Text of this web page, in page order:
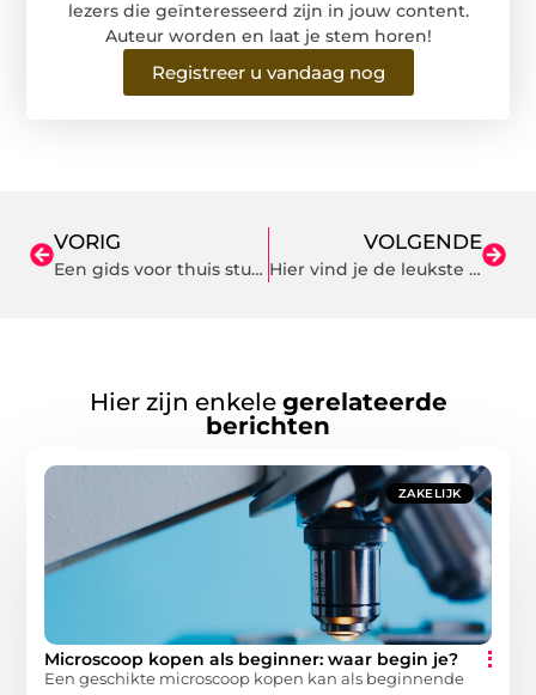
lezers die geïnteresseerd zijn in jouw content.
Auteur worden en laat je stem horen!
Registreer u vandaag nog
VORIG
Een gids voor thuis studeren met een beperkt budget
VOLGENDE
Hier vind je de leukste stoel voor jouw peuter
Hier zijn enkele gerelateerde
berichten
ZAKELIJK
Microscoop kopen als beginner: waar begin je?
Een geschikte microscoop kopen kan als beginnende